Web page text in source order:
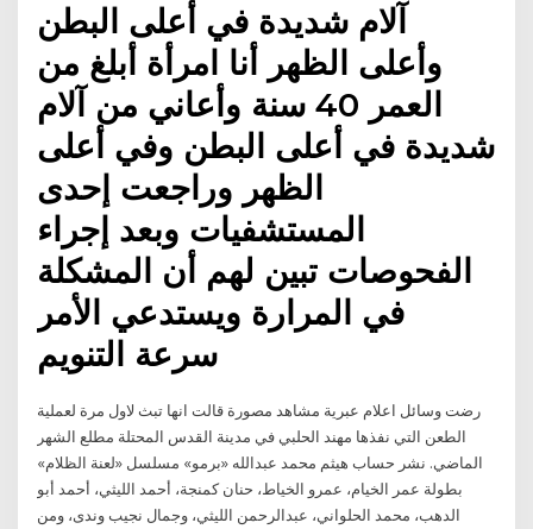
آلام شديدة في أعلى البطن
وأعلى الظهر أنا امرأة أبلغ من
العمر 40 سنة وأعاني من آلام
شديدة في أعلى البطن وفي أعلى
الظهر وراجعت إحدى
المستشفيات وبعد إجراء
الفحوصات تبين لهم أن المشكلة
في المرارة ويستدعي الأمر
سرعة التنويم
رضت وسائل اعلام عبرية مشاهد مصورة قالت انها تبث لاول مرة لعملية
الطعن التي نفذها مهند الحلبي في مدينة القدس المحتلة مطلع الشهر
الماضي. نشر حساب هيثم محمد عبدالله «برمو» مسلسل «لعنة الظلام»
بطولة عمر الخيام، عمرو الخياط، حنان كمنجة، أحمد الليثي، أحمد أبو
الدهب، محمد الحلواني، عبدالرحمن الليثي، وجمال نجيب وندى، ومن